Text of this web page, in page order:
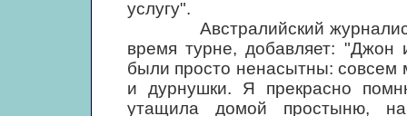
услугу".
Австралийский журналист
время турне, добавляет:
были просто ненасытны: совсем
и дурнушки. Я прекрасно
утащила домой простыню,